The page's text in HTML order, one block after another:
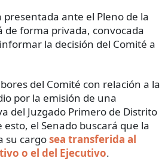
presentada ante el Pleno de la
de forma privada, convocada
la decisión del Comité a
del Comité con relación a la
por la emisión de una
del Juzgado Primero de Distrito
el Senado buscará que la
su cargosea transferida al
o el del Ejecutivo.